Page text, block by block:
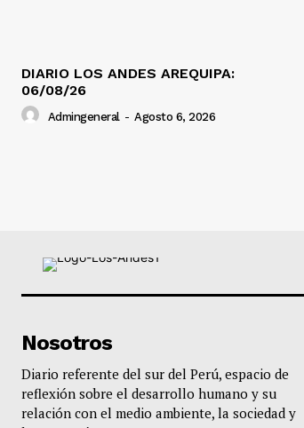
DIARIO LOS ANDES AREQUIPA:
06/08/26
Admingeneral - Agosto 6, 2026
Nosotros
Diario referente del sur del Perú, espacio de
reflexión sobre el desarrollo humano y su
relación con el medio ambiente, la sociedad y